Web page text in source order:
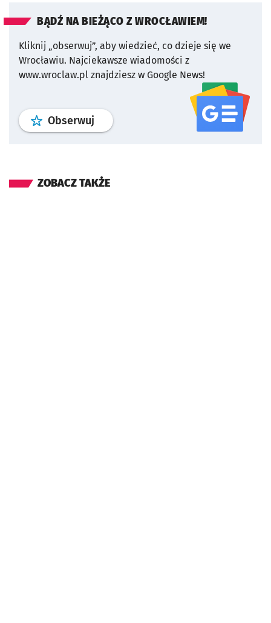
BĄDŹ NA BIEŻĄCO Z WROCŁAWIEM!
Kliknij „obserwuj”, aby wiedzieć, co dzieje się we
Wrocławiu. Najciekawsze wiadomości z
www.wroclaw.pl znajdziesz w Google News!
Obserwuj profil serwisu
ZOBACZ TAKŻE